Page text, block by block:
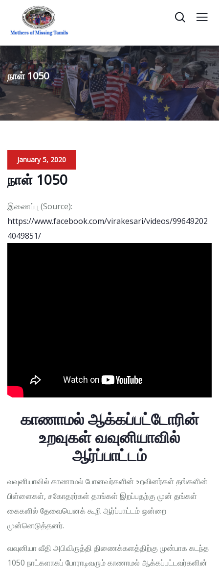
நாள் 1050
January 5, 2020
நாள் 1050
இணைப்பு (Source):
https://www.facebook.com/virakesari/videos/99649202
4049851/
காணாமல் ஆக்கப்பட்டோரின்
உறவுகள் வவுனியாவில்
ஆர்ப்பாட்டம்
வவுனியாவில் காணாமல் போனவர்களின் உறவினர்கள் தங்களின்
பிள்ளைகள், சகோதரர்கள் தாங்கள் இறப்பதற்கு முன் தங்கள்
கைகளில் தேவையெனக் கூறி ஆர்ப்பாட்டம் ஒன்றை
முன்னெடுத்தனர்.
வவுனியா வீதி அபிவிருத்தி திணைக்களத்திற்கு முன்பாக கடந்த
1050 நாட்களாகப் போராடிவரும் காணாமல் ஆக்கப்பட்டவர்களின்